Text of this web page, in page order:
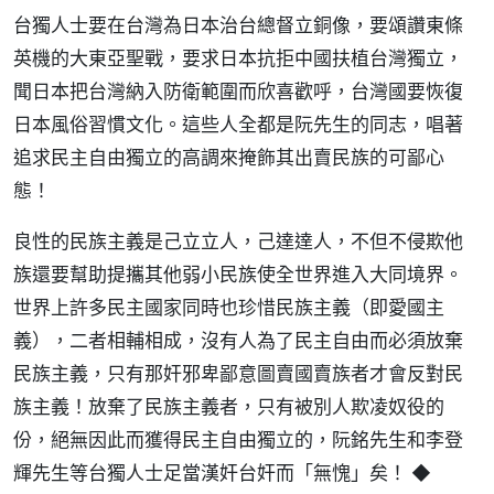
台獨人士要在台灣為日本治台總督立銅像，要頌讚東條
英機的大東亞聖戰，要求日本抗拒中國扶植台灣獨立，
聞日本把台灣納入防衛範圍而欣喜歡呼，台灣國要恢復
日本風俗習慣文化。這些人全都是阮先生的同志，唱著
追求民主自由獨立的高調來掩飾其出賣民族的可鄙心
態！
良性的民族主義是己立立人，己達達人，不但不侵欺他
族還要幫助提攜其他弱小民族使全世界進入大同境界。
世界上許多民主國家同時也珍惜民族主義（即愛國主
義），二者相輔相成，沒有人為了民主自由而必須放棄
民族主義，只有那奸邪卑鄙意圖賣國賣族者才會反對民
族主義！放棄了民族主義者，只有被別人欺凌奴役的
份，絕無因此而獲得民主自由獨立的，阮銘先生和李登
輝先生等台獨人士足當漢奸台奸而「無愧」矣！ ◆